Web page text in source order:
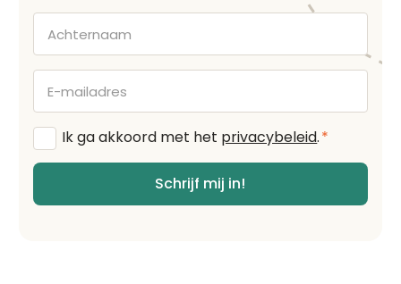
Achternaam
E-
mailadres
Algemene
voorwaarden
Ik ga akkoord met het privacybeleid.*
Schrijf mij in!